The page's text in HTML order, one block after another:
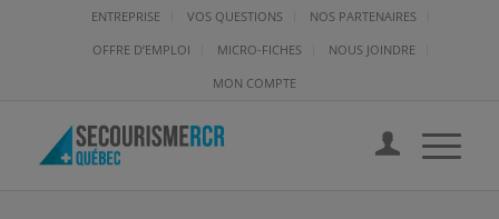
ENTREPRISE VOS QUESTIONS
NOS PARTENAIRES
OFFRE D’EMPLOI
MICRO-FICHES
NOUS JOINDRE
MON COMPTE